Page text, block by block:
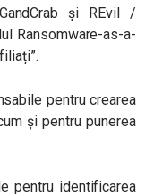
și REvil /
Ransomware-as-a-
pentru crearea
și pentru punerea
pentru identificarea